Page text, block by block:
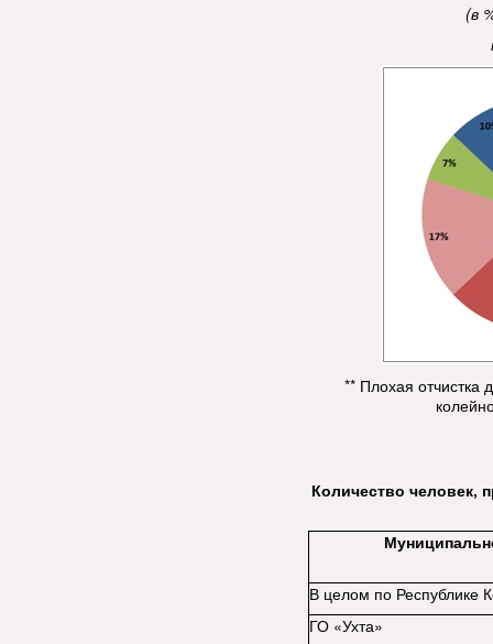
(в
** Плохая отчистка
Количество человек,
В целом по Республике
ГО «Ухта»